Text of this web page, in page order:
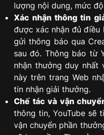
lượng nội dung, mức
Xác nhận thông tin
được xác nhận đủ điều
gửi thông báo qua
sau đó. Thông báo từ
nhận thưởng duy nhất
này trên trang Web
tin nhận giải thưởng.
Chế tác và vận
thông tin, YouTube sẽ
vận chuyển phần